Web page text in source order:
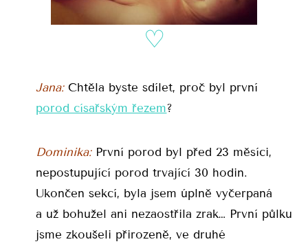
♡
Jana:Chtěla byste sdílet, proč byl první
porod císařským řezem?
Dominika:První porod byl před 23 měsíci,
nepostupující porod trvající 30 hodin.
Ukončen sekcí, byla jsem úplně vyčerpaná
a už bohužel ani nezaostřila zrak… První půlku
jsme zkoušeli přirozeně, ve druhé